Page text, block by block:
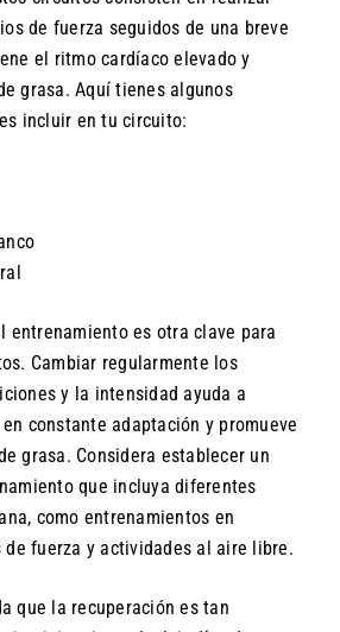
de fuerza seguidos de una breve
el ritmo cardíaco elevado y
grasa. Aquí tienes algunos
incluir en tu circuito:
entrenamiento es otra clave para
Cambiar regularmente los
y la intensidad ayuda a
constante adaptación y promueve
grasa. Considera establecer un
que incluya diferentes
como entrenamientos en
de fuerza y actividades al aire libre.
que la recuperación es tan